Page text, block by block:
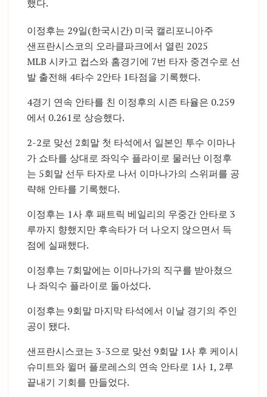
했다.
이정후는 29일(한국시간) 미국 캘리포니아주
샌프란시스코의 오라클파크에서 열린 2025
MLB 시카고 컵스와 홈경기에 7번 타자 중견수로 선
발 출전해 4타수 2안타 1타점을 기록했다.
4경기 연속 안타를 친 이정후의 시즌 타율은 0.259
에서 0.261로 상승했다.
2-2로 맞선 2회말 첫 타석에서 일본인 투수 이마나
가 쇼타를 상대로 좌익수 플라이로 물러난 이정후
는 5회말 선두 타자로 나서 이마나가의 스위퍼를 공
략해 안타를 기록했다.
이정후는 1사 후 패트릭 베일리의 우중간 안타로 3
루까지 향했지만 후속타가 더 나오지 않으면서 득
점에 실패했다.
이정후는 7회말에는 이마나가의 직구를 받아쳤으
나 좌익수 플라이로 돌아섰다.
이정후는 9회말 마지막 타석에서 이날 경기의 주인
공이 됐다.
샌프란시스코는 3-3으로 맞선 9회말 1사 후 케이시
슈미트와 윌머 플로레스의 연속 안타로 1사 1, 2루
끝내기 기회를 만들었다.